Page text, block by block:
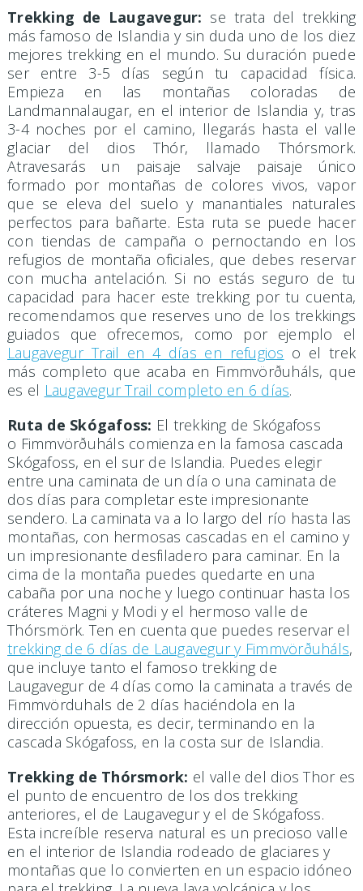
Trekking de Laugavegur: se trata del trekking
más famoso de Islandia y sin duda uno de los diez
mejores trekking en el mundo. Su duración puede
ser entre 3-5 días según tu capacidad física.
Empieza en las montañas coloradas de
Landmannalaugar, en el interior de Islandia y, tras
3-4 noches por el camino, llegarás hasta el valle
glaciar del dios Thór, llamado Thórsmork.
Atravesarás un paisaje salvaje paisaje único
formado por montañas de colores vivos, vapor
que se eleva del suelo y manantiales naturales
perfectos para bañarte. Esta ruta se puede hacer
con tiendas de campaña o pernoctando en los
refugios de montaña oficiales, que debes reservar
con mucha antelación. Si no estás seguro de tu
capacidad para hacer este trekking por tu cuenta,
recomendamos que reserves uno de los trekkings
guiados que ofrecemos, como por ejemplo el
Laugavegur Trail en 4 días en refugios o el trek
más completo que acaba en Fimmvörðuháls, que
es el Laugavegur Trail completo en 6 días.
Ruta de Skógafoss: El trekking de Skógafoss
o Fimmvörðuháls comienza en la famosa cascada
Skógafoss, en el sur de Islandia. Puedes elegir
entre una caminata de un día o una caminata de
dos días para completar este impresionante
sendero. La caminata va a lo largo del río hasta las
montañas, con hermosas cascadas en el camino y
un impresionante desfiladero para caminar. En la
cima de la montaña puedes quedarte en una
cabaña por una noche y luego continuar hasta los
cráteres Magni y Modi y el hermoso valle de
Thórsmörk. Ten en cuenta que puedes reservar el
trekking de 6 días de Laugavegur y Fimmvörðuháls,
que incluye tanto el famoso trekking de
Laugavegur de 4 días como la caminata a través de
Fimmvörduhals de 2 días haciéndola en la
dirección opuesta, es decir, terminando en la
cascada Skógafoss, en la costa sur de Islandia.
Trekking de Thórsmork: el valle del dios Thor es
el punto de encuentro de los dos trekking
anteriores, el de Laugavegur y el de Skógafoss.
Esta increíble reserva natural es un precioso valle
en el interior de Islandia rodeado de glaciares y
montañas que lo convierten en un espacio idóneo